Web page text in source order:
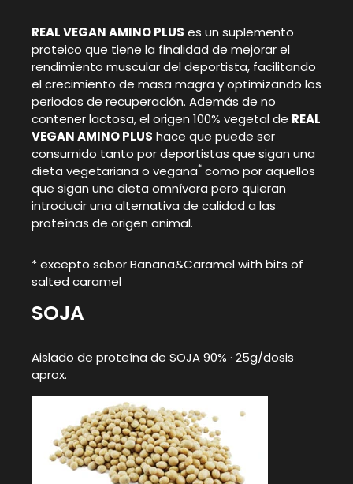
REAL VEGAN AMINO PLUS es un suplemento
proteico que tiene la finalidad de mejorar el
rendimiento muscular del deportista, facilitando
el crecimiento de masa magra y optimizando los
periodos de recuperación. Además de no
contener lactosa, el origen 100% vegetal de REAL
VEGAN AMINO PLUS hace que puede ser
consumido tanto por deportistas que sigan una
dieta vegetariana o vegana* como por aquellos
que sigan una dieta omnívora pero quieran
introducir una alternativa de calidad a las
proteínas de origen animal.
* excepto sabor Banana&Caramel with bits of
salted caramel
SOJA
Aislado de proteína de SOJA 90% · 25g/dosis
aprox.